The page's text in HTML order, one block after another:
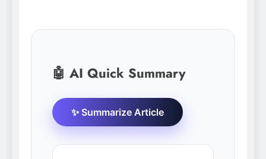
🤖 AI Quick Summary
✨ Summarize Article